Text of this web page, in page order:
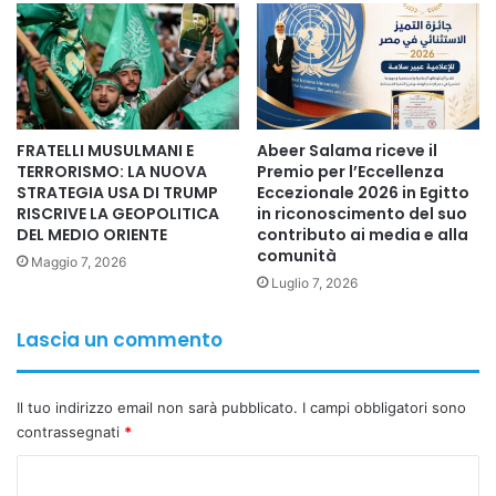
FRATELLI MUSULMANI E
TERRORISMO: LA NUOVA
STRATEGIA USA DI TRUMP
RISCRIVE LA GEOPOLITICA
DEL MEDIO ORIENTE
Maggio 7, 2026
Abeer Salama riceve il
Premio per l’Eccellenza
Eccezionale 2026 in Egitto
in riconoscimento del suo
contributo ai media e alla
comunità
Luglio 7, 2026
Lascia un commento
Il tuo indirizzo email non sarà pubblicato. I campi obbligatori sono
contrassegnati *